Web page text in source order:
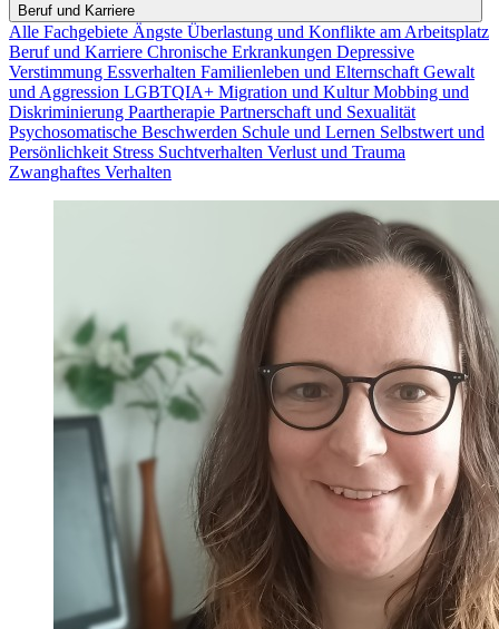
Beruf und Karriere
Alle Fachgebiete Ängste Überlastung und Konflikte am Arbeitsplatz
Beruf und Karriere Chronische Erkrankungen Depressive
Verstimmung Essverhalten Familienleben und Elternschaft Gewalt
und Aggression LGBTQIA+ Migration und KulturMobbing und
Diskriminierung Paartherapie Partnerschaft und Sexualität
Psychosomatische Beschwerden Schule und Lernen Selbstwert und
Persönlichkeit Stress Suchtverhalten Verlust und Trauma
Zwanghaftes Verhalten